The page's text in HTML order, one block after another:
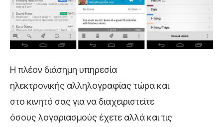
Η πλέον διάσημη υπηρεσία
ηλεκτρονικής αλληλογραφίας τώρα και
στο κινητό σας για να διαχειριστείτε
όσους λογαριασμούς έχετε αλλά και τις